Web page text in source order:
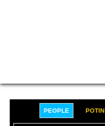
PEOPLE POTIN